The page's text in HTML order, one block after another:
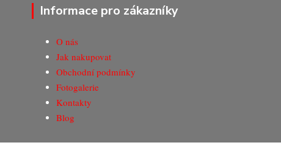
Informace pro zákazníky
O nás
Jak nakupovat
Obchodní podmínky
Fotogalerie
Kontakty
Blog